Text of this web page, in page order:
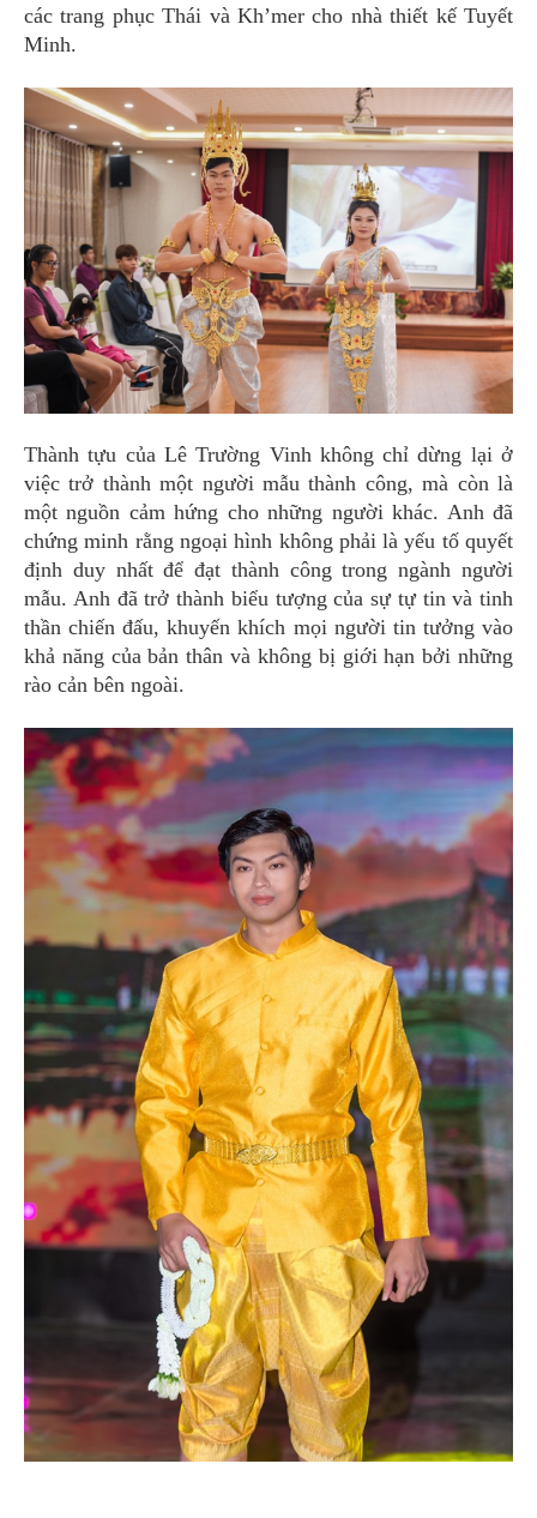
các trang phục Thái và Kh’mer cho nhà thiết kế Tuyết
Minh.
Thành tựu của Lê Trường Vinh không chỉ dừng lại ở
việc trở thành một người mẫu thành công, mà còn là
một nguồn cảm hứng cho những người khác. Anh đã
chứng minh rằng ngoại hình không phải là yếu tố quyết
định duy nhất để đạt thành công trong ngành người
mẫu. Anh đã trở thành biểu tượng của sự tự tin và tinh
thần chiến đấu, khuyến khích mọi người tin tưởng vào
khả năng của bản thân và không bị giới hạn bởi những
rào cản bên ngoài.